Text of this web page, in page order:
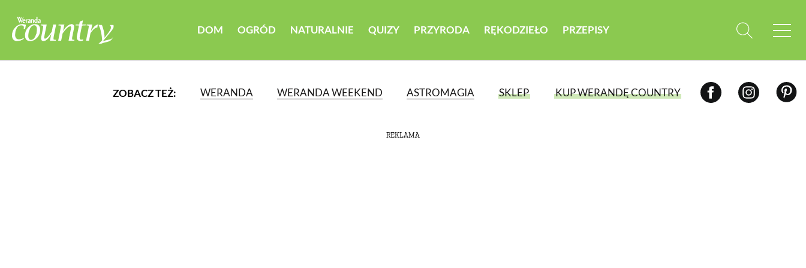
DOM OGRÓD NATURALNIE QUIZY PRZYRODA RĘKODZIEŁO PRZEPISY
ZOBACZ TEŻ: WERANDA WERANDA WEEKEND ASTROMAGIA SKLEP KUP WERANDĘ COUNTRY
REKLAMA